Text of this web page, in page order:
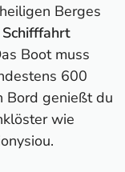
Berges
Schifffahrt
Boot muss
600
Bord genießt du
wie